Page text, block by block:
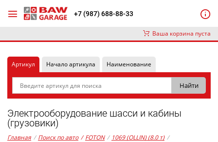
+7 (987) 688-88-33
Ваша корзина пуста
Артикул Начало артикула Наименование
Электрооборудование шасси и кабины
(грузовики)
Главная / Поиск по авто / FOTON / 1069 (OLLIN) (8.0 т) /